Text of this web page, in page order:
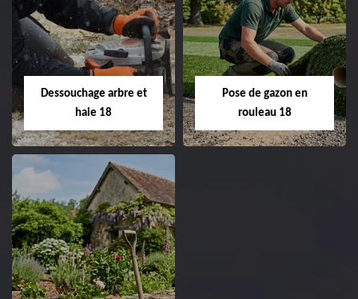
Taille de haie 18
Entreprise taille de haie
18 Cher tel:
02.52.56.49.40
Tonte et réfection
de pelouse 18
Entreprise tonte et
Cher tel: 02.52.56.49.40
Dessouchage arbre et
haie 18
Dessouchage arbre
et haie 18
Entreprise dessouchage
Pose de gazon en
rouleau 18